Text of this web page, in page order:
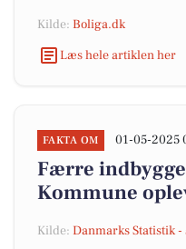
Kilde: Boliga.dk
Læs hele artiklen her
FAKTA OM 01-05-2025
Færre
Kommune
Kilde: Danmarks Statistik